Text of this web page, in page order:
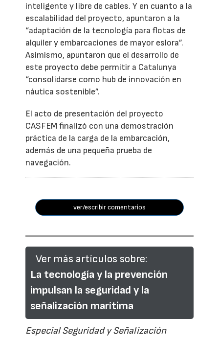
inteligente y libre de cables. Y en cuanto a la
escalabilidad del proyecto, apuntaron a la
“adaptación de la tecnología para flotas de
alquiler y embarcaciones de mayor eslora”.
Asimismo, apuntaron que el desarrollo de
este proyecto debe permitir a Catalunya
“consolidarse como hub de innovación en
náutica sostenible”.
El acto de presentación del proyecto
CASFEM finalizó con una demostración
práctica de la carga de la embarcación,
además de una pequeña prueba de
navegación.
ver/escribir comentarios
Ver más artículos sobre:
La tecnología y la prevención
impulsan la seguridad y la
señalización marítima
Especial Seguridad y Señalización